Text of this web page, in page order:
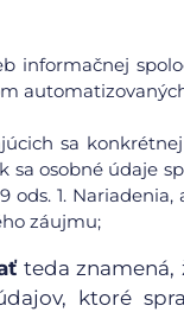
informačnej
sa
sa osobné údaje
1.
záujmu;
teda znamená,
ktoré